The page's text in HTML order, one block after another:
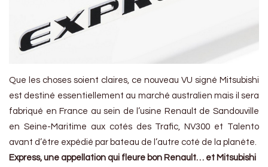
Que les choses soient claires, ce nouveau VU signé Mitsubishi
est destiné essentiellement au marché australien mais il sera
fabriqué en France au sein de l’usine Renault de Sandouville
en Seine-Maritime aux cotés des Trafic, NV300 et Talento
avant d’être expédié par bateau de l’autre coté de la planète.
Express, une appellation qui fleure bon Renault… et Mitsubishi